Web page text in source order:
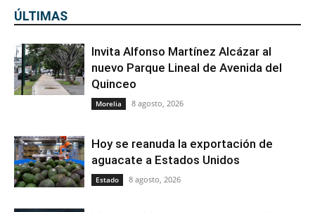
ÚLTIMAS
Invita Alfonso Martínez Alcázar al
nuevo Parque Lineal de Avenida del
Quinceo
Morelia 8 agosto, 2026
Hoy se reanuda la exportación de
aguacate a Estados Unidos
Estado 8 agosto, 2026